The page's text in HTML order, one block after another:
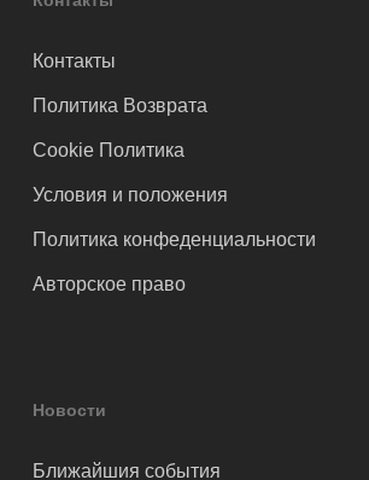
Контакты
Политика Возврата
Cookie Политика
Условия и положения
Политика конфеденциальности
Авторское право
Новости
Ближайшия события